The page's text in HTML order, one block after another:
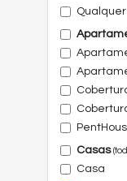
Qualquer
Casas
Casa